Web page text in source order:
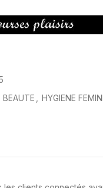
BEAUTE HYGIENE